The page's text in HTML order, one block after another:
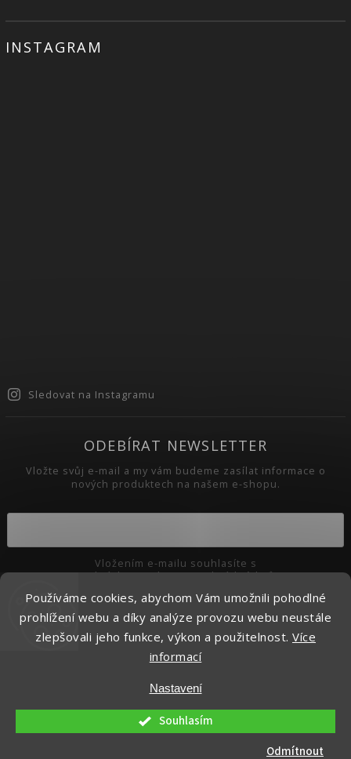
Používáme cookies, abychom Vám umožnili pohodlné
prohlížení webu a díky analýze provozu webu neustále
zlepšovali jeho funkce, výkon a použitelnost. Více
informací
Nastavení
Odmítnout
Souhlasím
INSTAGRAM
Sledovat na Instagramu
ODEBÍRAT NEWSLETTER
Vložte svůj e-mail a my vám budeme zasílat informace o
nových produktech na našem e-shopu.
podmínkami ochrany osobních údajů
Přihlásit se
Upravit nastavení cookies
Shoptet| Design